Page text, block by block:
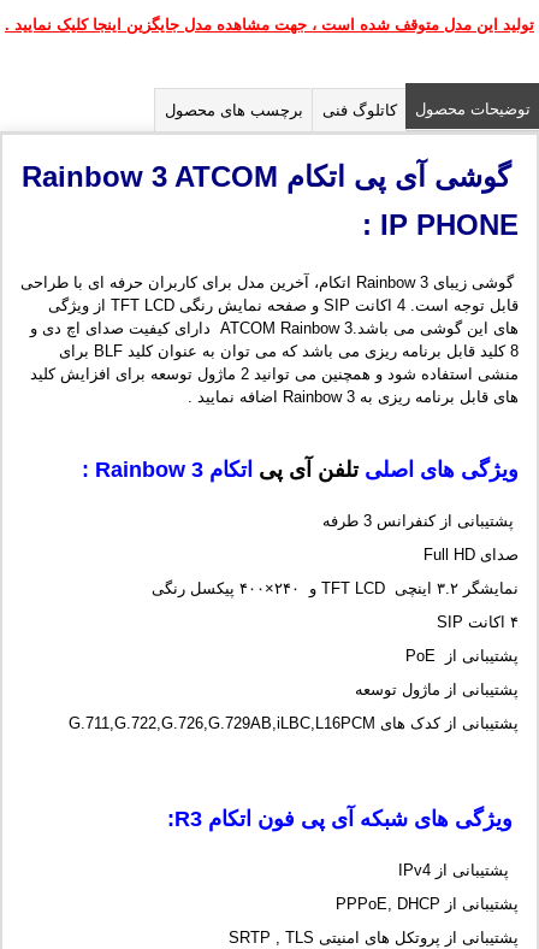
تولید این مدل متوقف شده است ، جهت مشاهده مدل جایگزین اینجا کلیک نمایید .
توضیحات محصول کاتلوگ فنی برچسب های محصول
گوشی آی پی اتکام Rainbow 3 ATCOM
IP PHONE :
گوشی زیبای Rainbow 3 اتکام، آخرین مدل برای کاربران حرفه ای با طراحی
قابل توجه است. 4 اکانت SIP و صفحه نمایش رنگی TFT LCD از ویژگی
های این گوشی می باشد.ATCOM Rainbow 3 دارای کیفیت صدای اچ دی و
8 کلید قابل برنامه ریزی می باشد که می توان به عنوان کلید BLF برای
منشی استفاده شود و همچنین می توانید 2 ماژول توسعه برای افزایش کلید
های قابل برنامه ریزی به Rainbow 3 اضافه نمایید .
ویژگی های اصلیتلفن آی پی اتکام Rainbow 3 :
پشتیبانی از کنفرانس 3 طرفه
صدای Full HD
نمایشگر ۳.۲ اینچی TFT LCD و ۲۴۰×۴۰۰ پیکسل رنگی
۴ اکانت SIP
پشتیبانی از PoE
پشتیبانی از ماژول توسعه
پشتیبانی از کدک های G.711,G.722,G.726,G.729AB,iLBC,L16PCM
ویژگی های شبکه آی پی فون اتکام R3:
پشتیبانی از IPv4
پشتیبانی از PPPoE, DHCP
پشتیبانی از پروتکل های امنیتی SRTP , TLS